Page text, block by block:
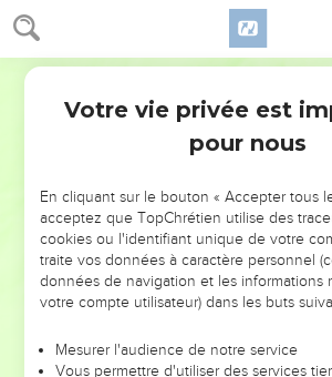
Ruth Introduction
Cette expression d’attachement filial
démarche spirituelle : « Ton peuple
Dieu sera mon Dieu » (1.16). L’Eternel
champ de Booz, qui l’épouse et lui
une descendance et la sécurité.
Ce petit chef-d’œuvre littéraire nous fait
l’intimité d’une famille qui révère
comment Dieu récompense la fidélité
étrangers au peuple d’Israël : Ruth, la
bel exemple de loyauté envers sa belle-
Construit en quatre tableaux, le récit
Votre vie privée est
pour nous
En cliquant sur le bouton « Accepter tous
acceptez que TopChrétien utilise des
cookies ou l'identifiant unique de votre
traite vos données à caractère personnel
données de navigation et les informations
votre compte utilisateur) dans les buts
Mesurer l'audience de notre service
Vous permettre d'utiliser des services